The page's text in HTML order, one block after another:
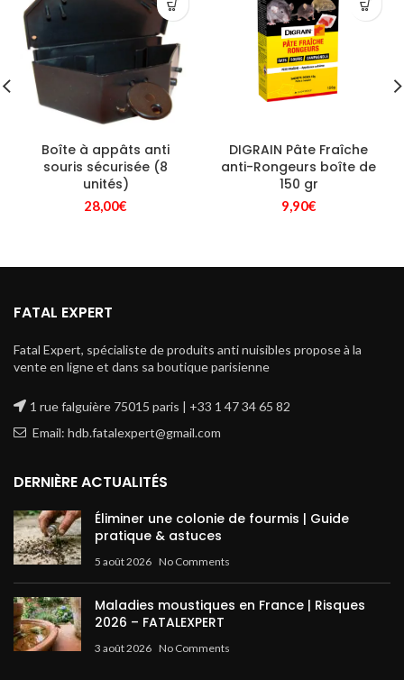
Boîte à appâts anti
souris sécurisée (8
unités)
28,00€
DIGRAIN Pâte Fraîche
anti-Rongeurs boîte de
150 gr
9,90€
FATAL EXPERT
Fatal Expert, spécialiste de produits anti nuisibles propose à la
vente en ligne et dans sa boutique parisienne
1 rue falguière 75015 paris | +33 1 47 34 65 82
Email: hdb.fatalexpert@gmail.com
DERNIÈRE ACTUALITÉS
Éliminer une colonie de fourmis | Guide
pratique & astuces
5 août 2026 No Comments
Maladies moustiques en France | Risques
2026 – FATALEXPERT
3 août 2026 No Comments